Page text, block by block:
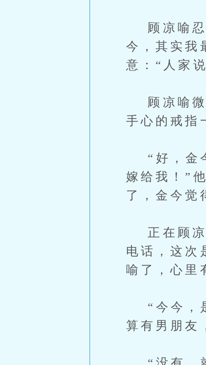
顾凉喻忍
今，其实我
意：“人家
顾凉喻微
手心的戒指
“好，金
嫁给我！”
了，金今觉
正在顾凉
电话，这次
喻了，心里
“今今，
算有男朋友